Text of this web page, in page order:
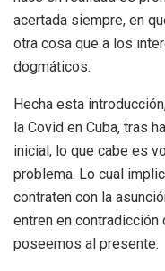
acertada siempre, en
otra cosa que a los
dogmáticos.
Hecha esta
la Covid en Cuba, tras
inicial, lo que cabe es
problema. Lo cual
contraten con la
entren en
poseemos al presente.